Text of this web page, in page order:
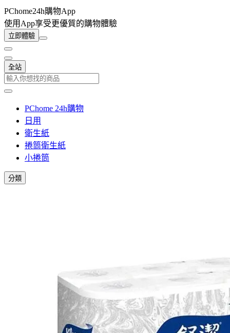
PChome24h購物App
使用App享受更優質的購物體驗
立即體驗
全站
PChome 24h購物
日用
衛生紙
捲筒衛生紙
小捲筒
分類